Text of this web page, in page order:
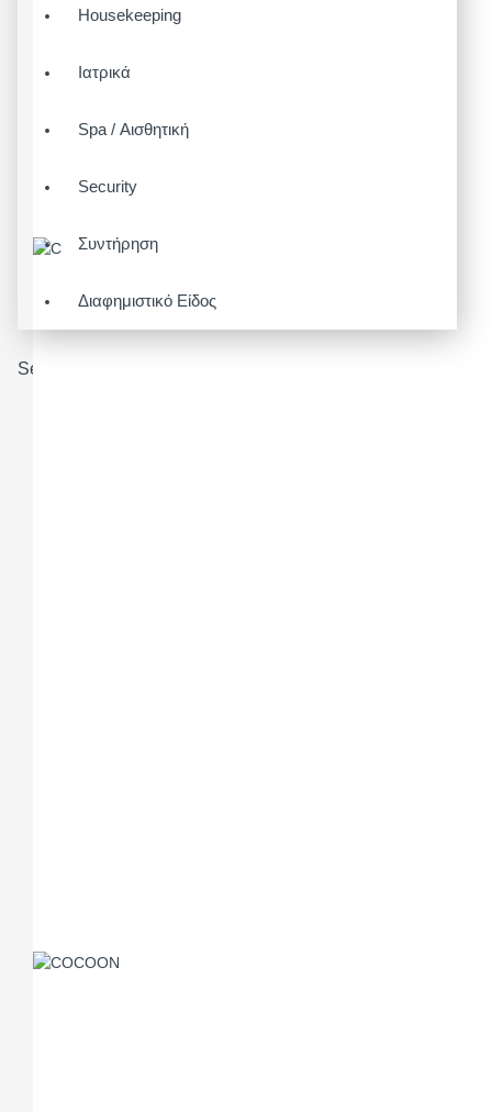
Housekeeping
Ιατρικά
Spa / Αισθητική
Security
Συντήρηση
Διαφημιστικό Είδος
Search